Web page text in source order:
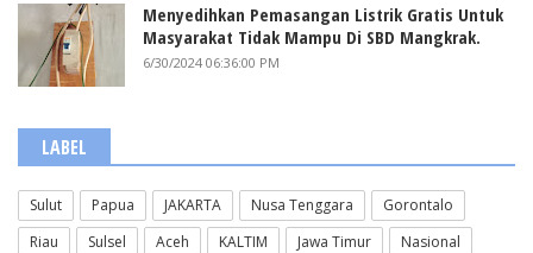
Menyedihkan Pemasangan Listrik Gratis Untuk
Masyarakat Tidak Mampu Di SBD Mangkrak.
6/30/2024 06:36:00 PM
LABEL
Sulut Papua JAKARTA Nusa Tenggara
Gorontalo
Riau
Sulsel Aceh KALTIM Jawa Timur
Nasional